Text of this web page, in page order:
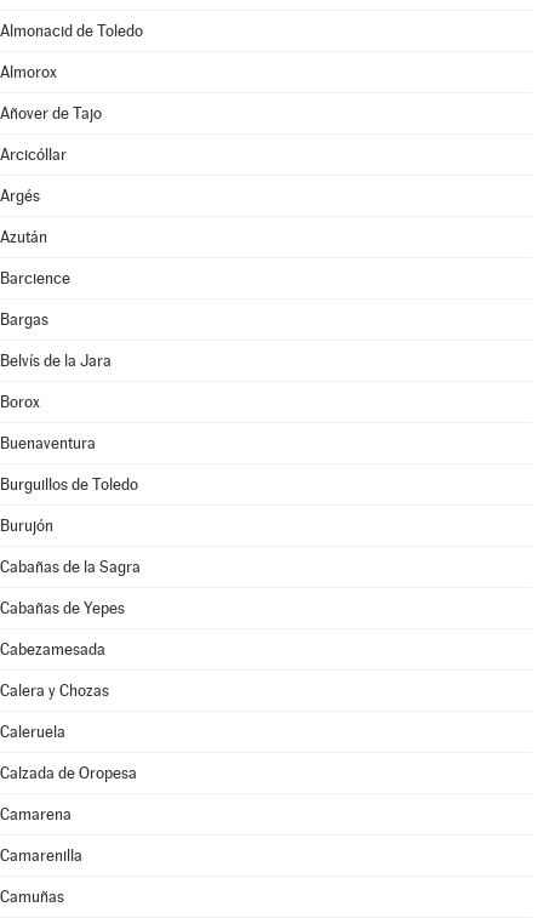
Almonacid de Toledo
Almorox
Añover de Tajo
Arcicóllar
Argés
Azután
Barcience
Bargas
Belvís de la Jara
Borox
Buenaventura
Burguillos de Toledo
Burujón
Cabañas de la Sagra
Cabañas de Yepes
Cabezamesada
Calera y Chozas
Caleruela
Calzada de Oropesa
Camarena
Camarenilla
Camuñas